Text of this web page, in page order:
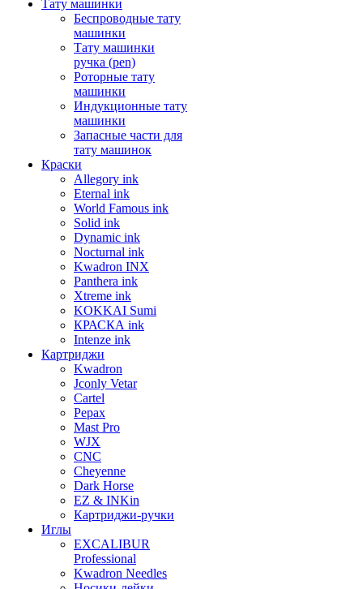
Тату машинки
Беспроводные тату
машинки
Тату машинки
ручка (pen)
Роторные тату
машинки
Индукционные тату
машинки
Запасные части для
тату машинок
Краски
Allegory ink
Eternal ink
World Famous ink
Solid ink
Dynamic ink
Nocturnal ink
Kwadron INX
Panthera ink
Xtreme ink
KOKKAI Sumi
КРАСКА ink
Intenze ink
Картриджи
Kwadron
Jconly Vetar
Cartel
Pepax
Mast Pro
WJX
CNC
Cheyenne
Dark Horse
EZ & INKin
Картриджи-ручки
Иглы
EXCALIBUR
Professional
Kwadron Needles